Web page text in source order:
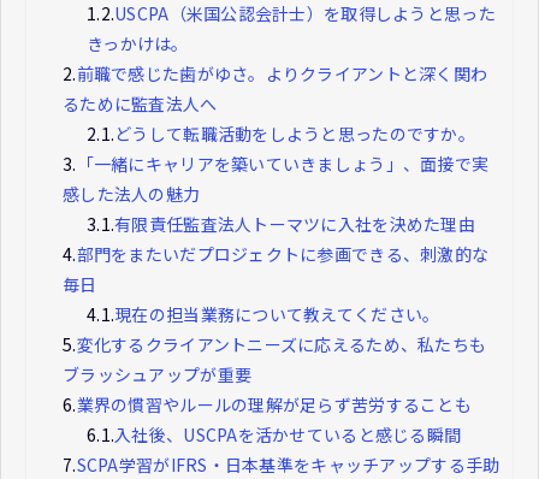
1.2.USCPA（米国公認会計士）を取得しようと思った
きっかけは。
2.前職で感じた歯がゆさ。よりクライアントと深く関わ
るために監査法人へ
2.1.どうして転職活動をしようと思ったのですか。
3. 「一緒にキャリアを築いていきましょう」、面接で実
感した法人の魅力
3.1.有限責任監査法人トーマツに入社を決めた理由
4.部門をまたいだプロジェクトに参画できる、刺激的な
毎日
4.1.現在の担当業務について教えてください。
5.変化するクライアントニーズに応えるため、私たちも
ブラッシュアップが重要
6.業界の慣習やルールの理解が足らず苦労することも
6.1.入社後、USCPAを活かせていると感じる瞬間
7.SCPA学習がIFRS・日本基準をキャッチアップする手助